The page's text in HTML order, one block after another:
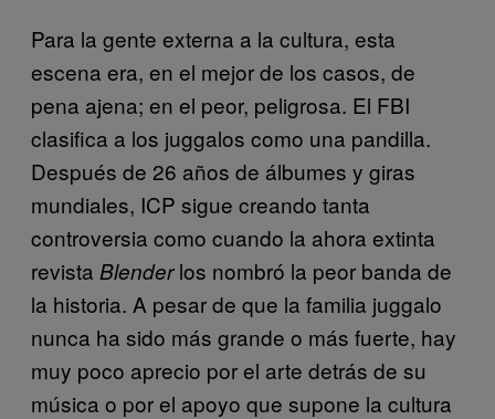
Para la gente externa a la cultura, esta
escena era, en el mejor de los casos, de
pena ajena; en el peor, peligrosa. El FBI
clasifica a los juggalos como una pandilla.
Después de 26 años de álbumes y giras
mundiales, ICP sigue creando tanta
controversia como cuando la ahora extinta
revista Blenderlos nombró la peor banda de
la historia. A pesar de que la familia juggalo
nunca ha sido más grande o más fuerte, hay
muy poco aprecio por el arte detrás de su
música o por el apoyo que supone la cultura